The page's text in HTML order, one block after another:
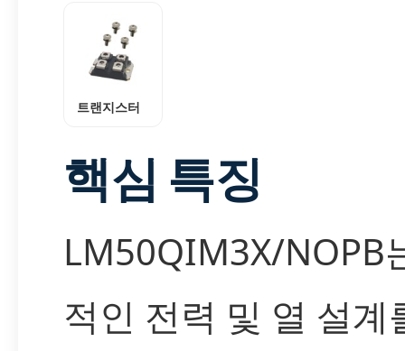
트랜지스터
핵심 특징
LM50QIM3X/NOPB
적인 전력 및 열 설계